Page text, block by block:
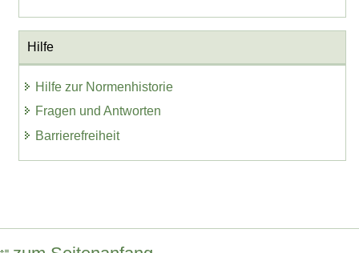
Hilfe
Hilfe zur Normenhistorie
Fragen und Antworten
Barrierefreiheit